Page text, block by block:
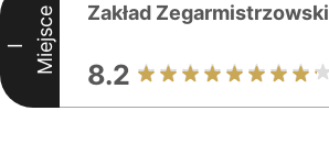
I Miejsce Zakład Zegarmistrzowski
8.2